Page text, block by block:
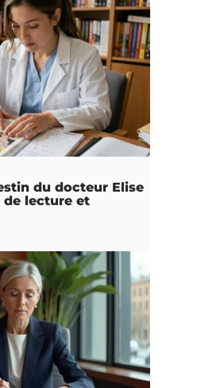
du docteur Elise
de lecture et